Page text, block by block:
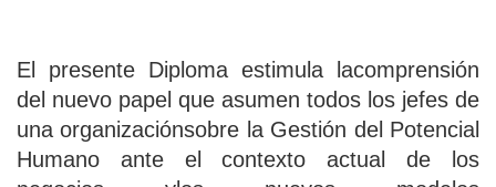
El presente Diploma estimula lacomprensión
del nuevo papel que asumen todos los jefes de
una organizaciónsobre la Gestión del Potencial
Humano ante el contexto actual de los